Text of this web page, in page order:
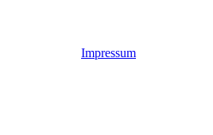
Impressum